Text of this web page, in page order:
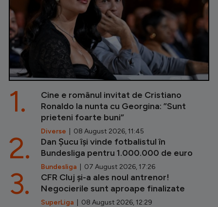
Cine e românul invitat de Cristiano
Ronaldo la nunta cu Georgina: ”Sunt
prieteni foarte buni”
Diverse | 08 August 2026, 11:45
1.
Dan Șucu își vinde fotbalistul în
Bundesliga pentru 1.000.000 de euro
Bundesliga | 07 August 2026, 17:26
2.
CFR Cluj și-a ales noul antrenor!
Negocierile sunt aproape finalizate
SuperLiga | 08 August 2026, 12:29
3.